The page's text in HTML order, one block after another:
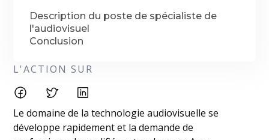
Description du poste de spécialiste de
l'audiovisuel
Conclusion
L'ACTION SUR
Le domaine de la technologie audiovisuelle se
développe rapidement et la demande de